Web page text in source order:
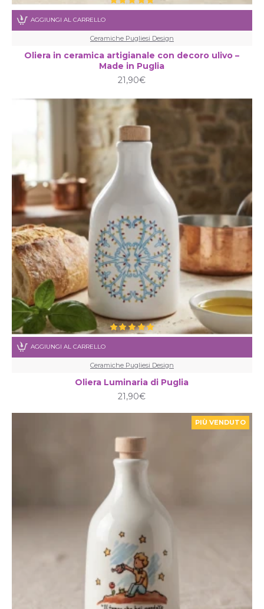
Ceramiche Pugliesi Design
Oliera in ceramica artigianale con decoro ulivo –
Made in Puglia
21,90€
AGGIUNGI AL CARRELLO
Ceramiche Pugliesi Design
Oliera Luminaria di Puglia
21,90€
AGGIUNGI AL CARRELLO
PIÙ VENDUTO